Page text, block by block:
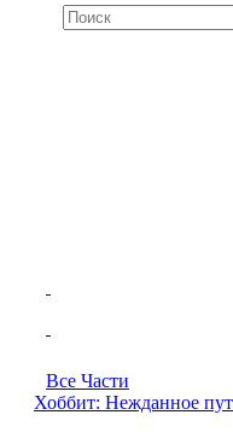
Все Части
Хоббит: Нежданное